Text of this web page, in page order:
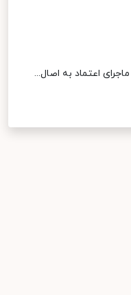
اعتماد به اصال...